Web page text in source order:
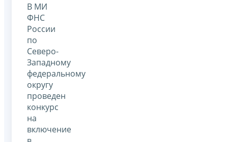
В МИ
ФНС
России
по
Северо-
Западному
федеральному
округу
проведен
конкурс
на
включение